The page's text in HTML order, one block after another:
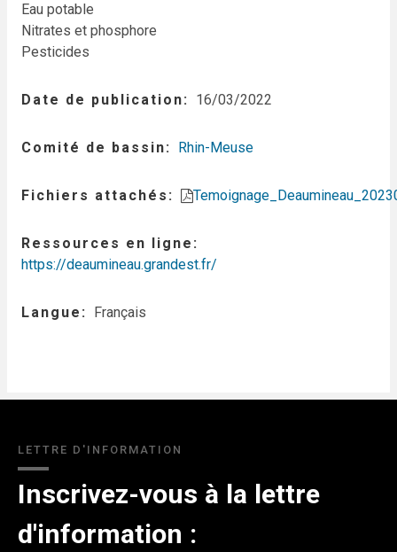
Eau potable
Nitrates et phosphore
Pesticides
Date de publication 16/03/2022
Comité de bassin Rhin-Meuse
Fichiers attachés
Ressources en ligne
https://deaumineau.grandest.fr/
Langue Français
LETTRE D'INFORMATION
Inscrivez-vous à la lettre
d'information :